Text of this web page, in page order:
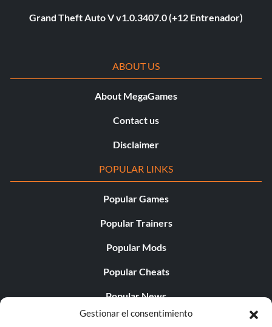
Gestionar el consentimiento
Grand Theft Auto V v1.0.3407.0 (+12 Entrenador)
ABOUT US
About MegaGames
Contact us
Disclaimer
POPULAR LINKS
Popular Games
Popular Trainers
Popular Mods
Popular Cheats
Popular News
Popular Editorials